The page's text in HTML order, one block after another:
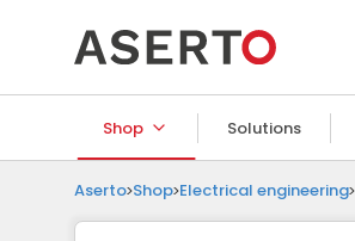
Shop Solutions
Aserto Shop Electrical engineering